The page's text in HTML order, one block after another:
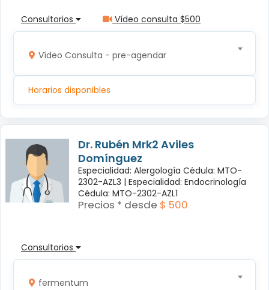
Consultorios Vídeo consulta $500
Vídeo Consulta - pre-agendar
Horarios disponibles
Dr. Rubén Mrk2 Aviles
Domínguez
Especialidad: Alergología Cédula: MTO-
2302-AZL3 | Especialidad: Endocrinología
Cédula: MTO-2302-AZL1
Precios * desde $ 500
Consultorios
fermentum